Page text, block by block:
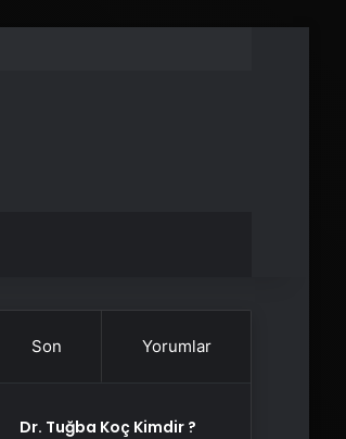
Son Yorumlar
Dr. Tuğba Koç Kimdir ?